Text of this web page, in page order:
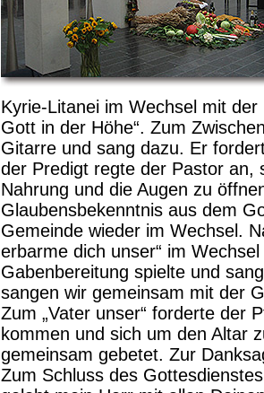
Kyrie-Litanei im Wechsel mit
Gott in der Höhe“. Zum
Gitarre und sang dazu. Er
der Predigt regte der Pastor an,
Nahrung und die Augen zu
Glaubensbekenntnis aus dem
Gemeinde wieder im Wechsel.
erbarme dich unser“ im
Gabenbereitung spielte und
sangen wir gemeinsam mit der
Zum „Vater unser“ forderte der
kommen und sich um den Altar
gemeinsam gebetet. Zur
Zum Schluss des